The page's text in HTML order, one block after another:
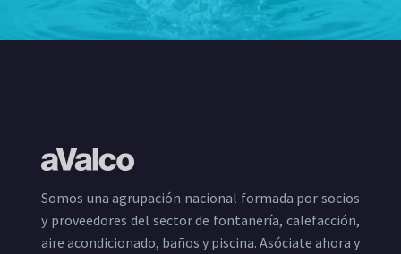
Somos una agrupación nacional formada por socios
y proveedores del sector de fontanería, calefacción,
aire acondicionado, baños y piscina. Asóciate ahora y